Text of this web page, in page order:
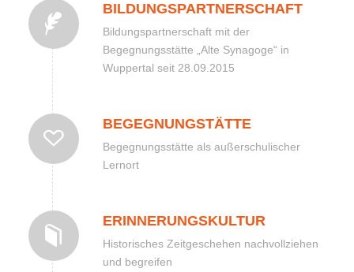
BILDUNGSPARTNERSCHAFT
Bildungspartnerschaft mit der
Begegnungsstätte „Alte Synagoge“ in
Wuppertal seit 28.09.2015
BEGEGNUNGSTÄTTE
Begegnungsstätte als außerschulischer
Lernort
ERINNERUNGSKULTUR
Historisches Zeitgeschehen nachvollziehen
und begreifen